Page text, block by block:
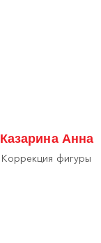
Казарина Анна
Коррекция фигуры